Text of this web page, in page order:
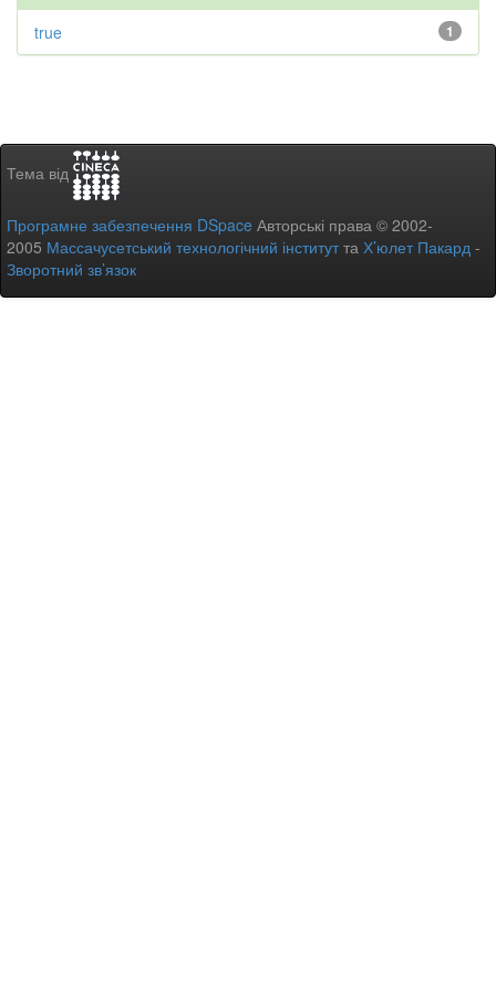
1
true
Тема від
Програмне забезпечення DSpace Авторські права © 2002-
2005 Массачусетський технологічний інститутта Х’юлет Пакард -
Зворотний зв’язок